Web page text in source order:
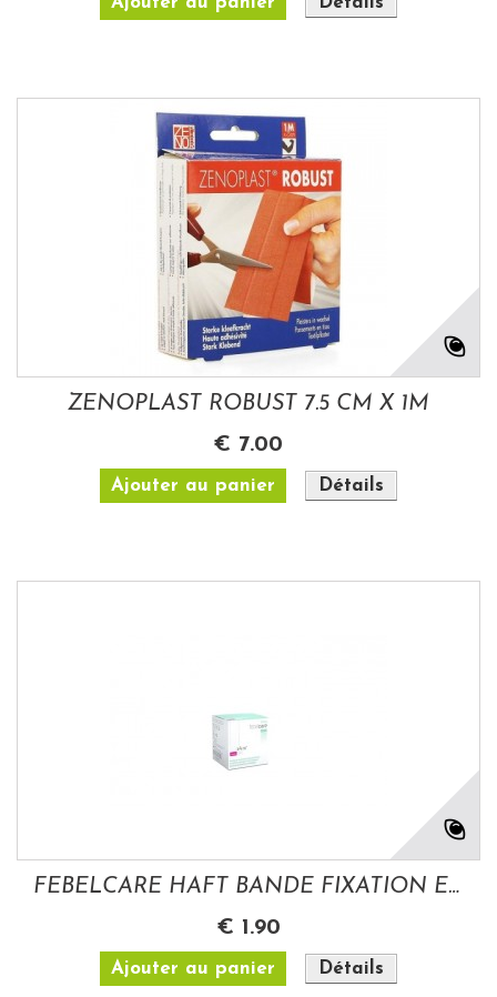
ZENOPLAST ROBUST 7.5 CM X 1M
€ 7.00
Ajouter au panier Détails
FEBELCARE HAFT BANDE FIXATION ELASTIQUE...
€ 1.90
Ajouter au panier Détails